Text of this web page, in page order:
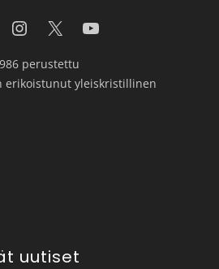
perustettu
erikoistunut yleiskristillinen
uutiset